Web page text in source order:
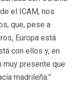
el ICAM, nos
que, pese a
Europa está
con ellos y, en
muy presente que
madrileña.”